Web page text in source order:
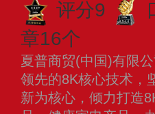
评分9
章16个
夏普商贸(中国)有限
领先的8K核心技术，
新为核心，倾力打造